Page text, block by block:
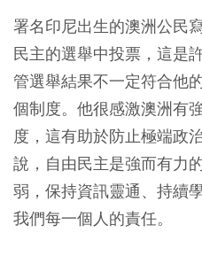
署名印尼出生的澳洲公民
民主的選舉中投票，這是
管選舉結果不一定符合他
個制度。他很感激澳洲有
度，這有助於防止極端政
說，自由民主是強而有力
弱，保持資訊靈通、持續
我們每一個人的責任。